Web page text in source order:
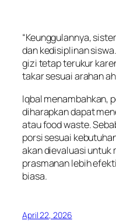
“Keunggulannya,
dan kedisiplinan
gizi tetap terukur
takar sesuai arahan
Iqbal menambahkan,
diharapkan dapat
atau food waste.
porsi sesuai
akan dievaluasi untuk
prasmanan lebih
biasa.
April 22, 2026